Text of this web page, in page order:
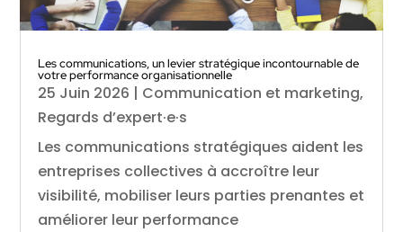
Les communications, un levier stratégique incontournable de
votre performance organisationnelle
25 Juin 2026 | Communication et marketing,
Regards d’expert·e·s
Les communications stratégiques aident les
entreprises collectives à accroître leur
visibilité, mobiliser leurs parties prenantes et
améliorer leur performance